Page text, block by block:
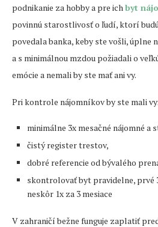
podnikanie za hobby a pre ichbyt
povinnú starostlivosť o ľudí, ktorí
povedala banka, keby ste vošli,
a s minimálnou mzdou požiadali o
emócie a nemali by ste mať ani vy.
Pri kontrole nájomníkov by ste mali
minimálne 3x mesačné nájomné a
čistý register trestov,
dobré referencie od bývalého
skontrolovať byt pravidelne, prvé
neskôr 1x za 3 mesiace
V zahraničí bežne funguje zaplatiť